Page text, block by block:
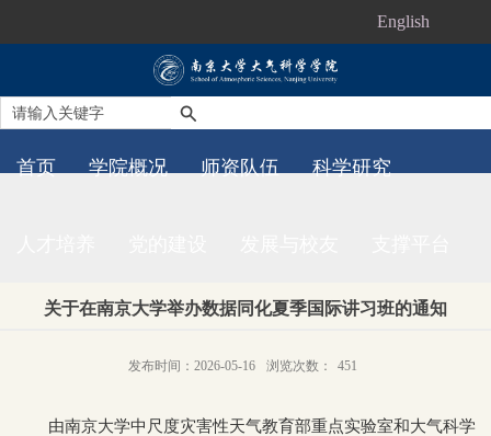
English
首页 学院概况 师资队伍 科学研究
关于在南京大学举办数据同化夏季国际讲习班的通知
发布时间：2026-05-16 浏览次数： 451
由南京大学中尺度灾害性天气教育部重点实验室和大气科学